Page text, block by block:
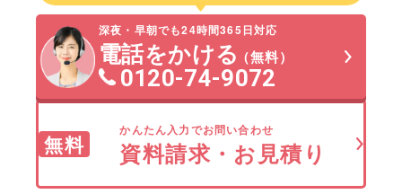
深夜・早朝でも24時間365日対応
電話をかける（無料）
0120-74-9072
無料
かんたん入力でお問い合わせ
資料請求・お見積り